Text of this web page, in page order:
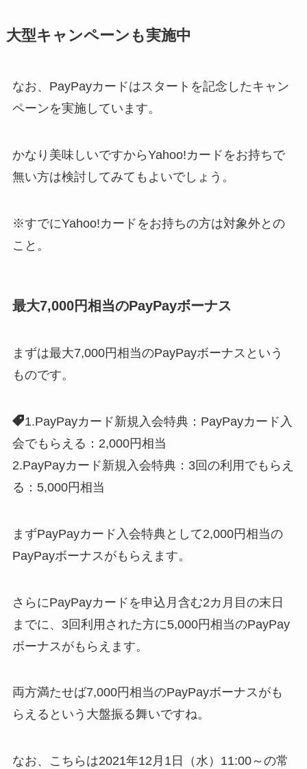
大型キャンペーンも実施中
なお、PayPayカードはスタートを記念したキャン
ペーンを実施しています。
かなり美味しいですからYahoo!カードをお持ちで
無い方は検討してみてもよいでしょう。
※すでにYahoo!カードをお持ちの方は対象外との
こと。
最大7,000円相当のPayPayボーナス
まずは最大7,000円相当のPayPayボーナスという
ものです。
1.PayPayカード新規入会特典：PayPayカード入
会でもらえる：2,000円相当
2.PayPayカード新規入会特典：3回の利用でもらえ
る：5,000円相当
まずPayPayカード入会特典として2,000円相当の
PayPayボーナスがもらえます。
さらにPayPayカードを申込月含む2カ月目の末日
までに、3回利用された方に5,000円相当のPayPay
ボーナスがもらえます。
両方満たせば7,000円相当のPayPayボーナスがも
らえるという大盤振る舞いですね。
なお、こちらは2021年12月1日（水）11:00～の常